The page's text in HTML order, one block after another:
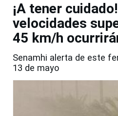
¡A tener
velocidades
45 km/h
Senamhi alerta de este
13 de mayo